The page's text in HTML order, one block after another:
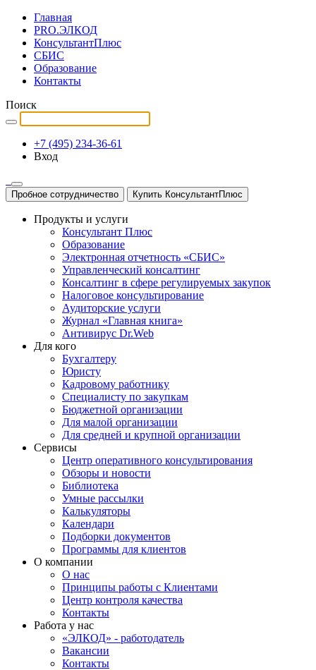
Главная
PRO.ЭЛКОД
КонсультантПлюс
СБИС
Образование
Контакты
Поиск
+7 (495) 234-36-61
Вход
Пробное сотрудничество Купить КонсультантПлюс
Продукты и услуги
Консультант Плюс
Образование
Электронная отчетность «СБИС»
Управленческий консалтинг
Консалтинг в сфере регулируемых закупок
Налоговое консультирование
Аудиторские услуги
Журнал «Главная книга»
Антивирус Dr.Web
Для кого
Бухгалтеру
Юристу
Кадровому работнику
Специалисту по закупкам
Бюджетной организации
Для малой организации
Для средней и крупной организации
Сервисы
Центр оперативного консультирования
Обзоры и новости
Библиотека
Умные рассылки
Калькуляторы
Календари
Подборки документов
Программы для клиентов
О компании
О нас
Принципы работы с Клиентами
Центр контроля качества
Контакты
Работа у нас
«ЭЛКОД» - работодатель
Вакансии
Контакты